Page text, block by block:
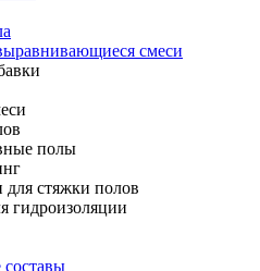
смеси
полы
для стяжки полов
гидроизоляции